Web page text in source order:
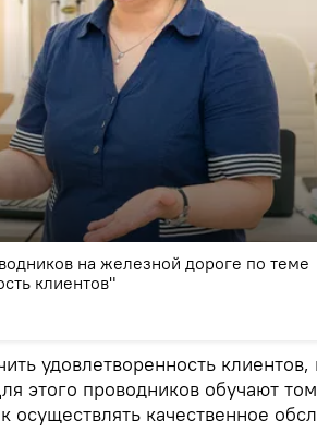
на железной дороге по теме
клиентов"
удовлетворенность
этого проводников обучают
осуществлять качественное